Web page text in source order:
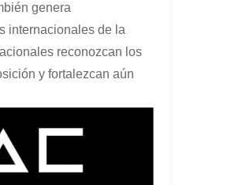
genera
internacionales de la
reconozcan los
y fortalezcan aún